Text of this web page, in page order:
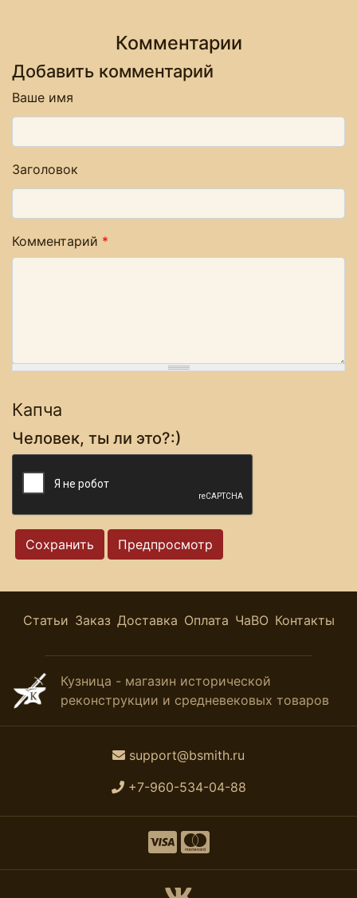
Комментарии
Добавить комментарий
Ваше имя
Заголовок
Комментарий *
Капча
Человек, ты ли это?:)
Статьи Заказ Доставка Оплата ЧаВО Контакты
Кузница - магазин исторической
реконструкции и средневековых товаров
support@bsmith.ru
+7-960-534-04-88